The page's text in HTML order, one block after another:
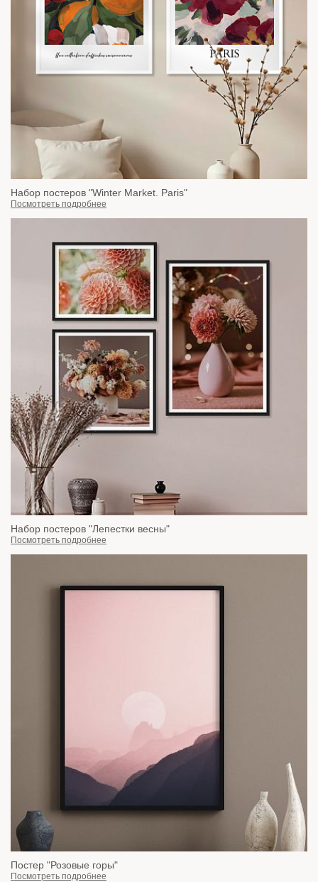
Набор постеров "Winter Market. Paris"
Посмотреть подробнее
Набор постеров "Лепестки весны"
Посмотреть подробнее
Постер "Розовые горы"
Посмотреть подробнее